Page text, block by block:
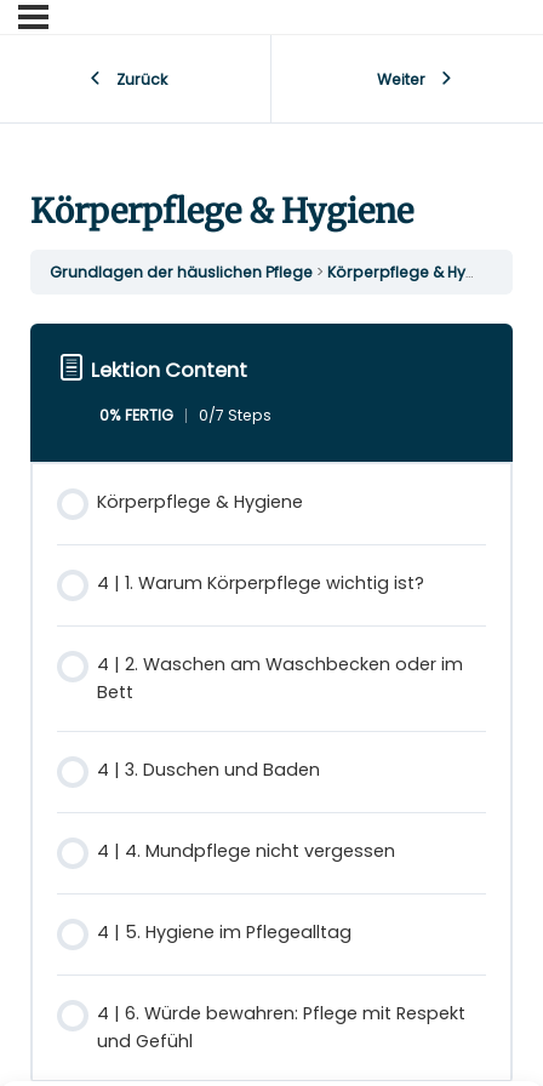
Zurück Weiter
Körperpflege & Hygiene
Grundlagen der häuslichen Pflege Körperpflege & Hygiene
Lektion Content
0% FERTIG 0/7 Steps
Körperpflege & Hygiene
4 | 1. Warum Körperpflege wichtig ist?
4 | 2. Waschen am Waschbecken oder im
Bett
4 | 3. Duschen und Baden
4 | 4. Mundpflege nicht vergessen
4 | 5. Hygiene im Pflegealltag
4 | 6. Würde bewahren: Pflege mit Respekt
und Gefühl